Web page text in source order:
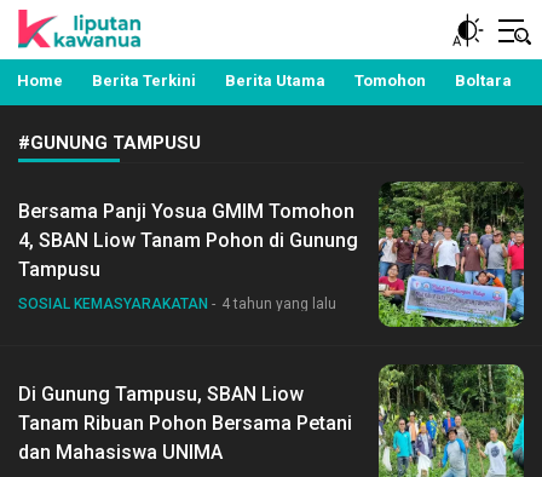
Liputan Kawanua
Berita Manado, Sulawesi Utara, Kawanua, Politik,
Pemerintahan, Hukum Kriminal dan Nasional
Home Berita Terkini Berita Utama Tomohon Boltara
#GUNUNG TAMPUSU
Bersama Panji Yosua GMIM Tomohon
4, SBAN Liow Tanam Pohon di Gunung
Tampusu
SOSIAL KEMASYARAKATAN 4 tahun yang lalu
Di Gunung Tampusu, SBAN Liow
Tanam Ribuan Pohon Bersama Petani
dan Mahasiswa UNIMA